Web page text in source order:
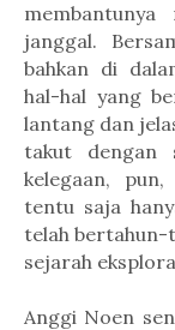
janggal.
bahkan di
hal-hal yang
lantang dan
takut dengan
kelegaan,
tentu saja
telah bertahun-
sejarah
Anggi Noen